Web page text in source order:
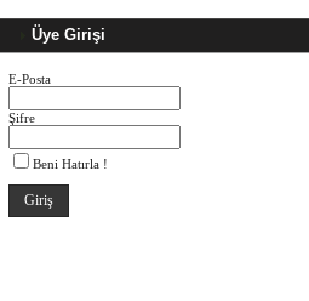
Üye Girişi
E-Posta
Şifre
Beni Hatırla !